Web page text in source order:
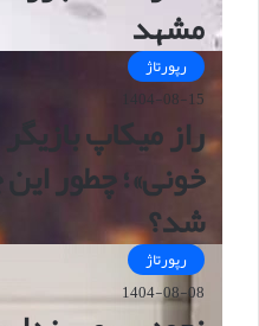
مشهد
رپورتاژ
1404-08-15
راز میکاپ
خونی»؛ چطور
شد؟
رپورتاژ
1404-08-08